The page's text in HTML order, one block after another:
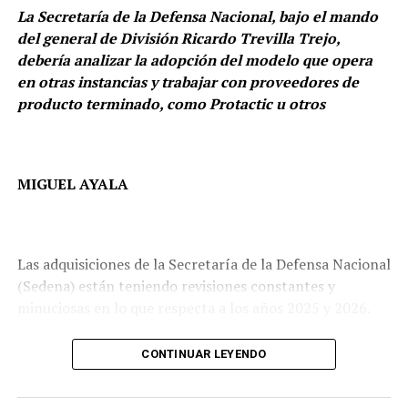
‘BATMAN MEXICANO’, EL ‘GALLO’ PARA ‘LA
candidato mejor ubicado para ser el aspirante a la
Presidencia de la República en las elecciones de 2030,
La Secretaría de la Defensa Nacional, bajo el mando
del general de División Ricardo Trevilla Trejo,
debería analizar la adopción del modelo que opera
en otras instancias y trabajar con proveedores de
producto terminado, como Protactic u otros
MIGUEL AYALA
Las adquisiciones de la Secretaría de la Defensa Nacional
(Sedena) están teniendo revisiones constantes y
Todo esto es porque hay indicios de que podrían darse
algunos sobreprecios en la Sedena, encabezada por el
CONTINUAR LEYENDO